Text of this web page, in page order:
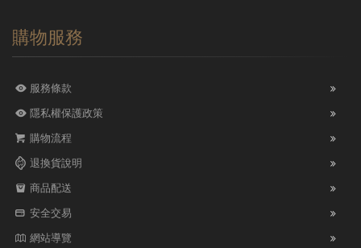
購物服務
服務條款
隱私權保護政策
購物流程
退換貨說明
商品配送
安全交易
網站導覽